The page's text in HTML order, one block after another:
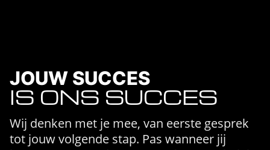
JOUW SUCCES
IS ONS SUCCES
Wij denken met je mee, van eerste gesprek
tot jouw volgende stap. Pas wanneer jij